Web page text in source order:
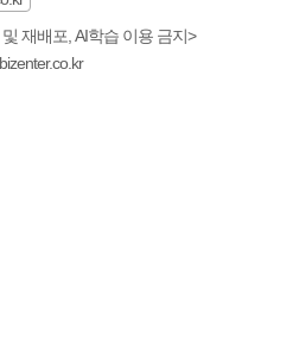
재배포, AI학습 이용 금지>